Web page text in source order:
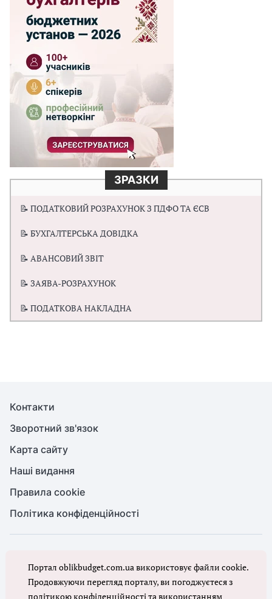
ЗРАЗКИ
📝 ПОДАТКОВИЙ РОЗРАХУНОК З ПДФО ТА ЄСВ
📝 БУХГАЛТЕРСЬКА ДОВІДКА
📝 АВАНСОВИЙ ЗВІТ
📝 ЗАЯВА-РОЗРАХУНОК
📝 ПОДАТКОВА НАКЛАДНА
Контакти
Зворотний зв'язок
Карта сайту
Наші видання
Правила cookie
Політика конфіденційності
Повне або часткове копіювання будь-яких матеріалів порталу,
цитування, публікація їх анотованих оглядів допускаються лише з
письмового дозволу редакції порталу
Портал oblikbudget.com.ua використовує файли cookie.
Продовжуючи перегляд порталу, ви погоджуєтеся з
політикою конфіденційності тавикористанням